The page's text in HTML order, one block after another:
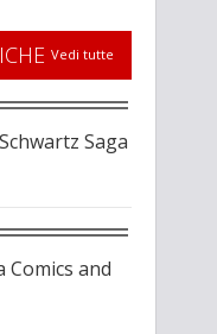
Vedi tutte
Saga
Comics and